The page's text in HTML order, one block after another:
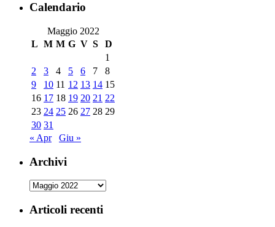
Calendario
Maggio 2022
L M M G V S
D
1
2
3 4 5 6 7
8
9
10 11 12 13 14 15
16 17 18 19 20 21 22
23 24 25 26 27 28 29
30 31
« Apr
Giu »
Archivi
Archivi
Articoli recenti